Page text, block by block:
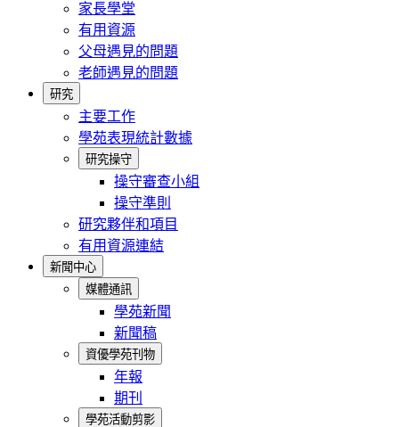
家長學堂
有用資源
父母遇見的問題
老師遇見的問題
研究
主要工作
學苑表現統計數據
研究操守
操守審查小組
操守準則
研究夥伴和項目
有用資源連結
新聞中心
媒體通訊
學苑新聞
新聞稿
資優學苑刊物
年報
期刊
學苑活動剪影